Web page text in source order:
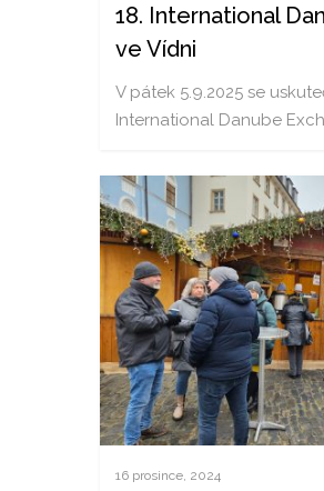
18. International
ve Vídni
V pátek 5.9.2025 se
International Danube
16 prosince, 2024